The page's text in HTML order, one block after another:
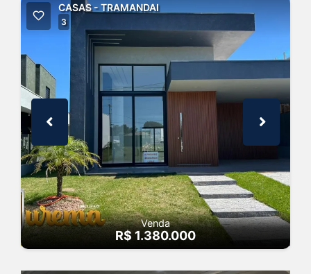
CASAS - TRAMANDAI
3
Venda
R$ 1.380.000